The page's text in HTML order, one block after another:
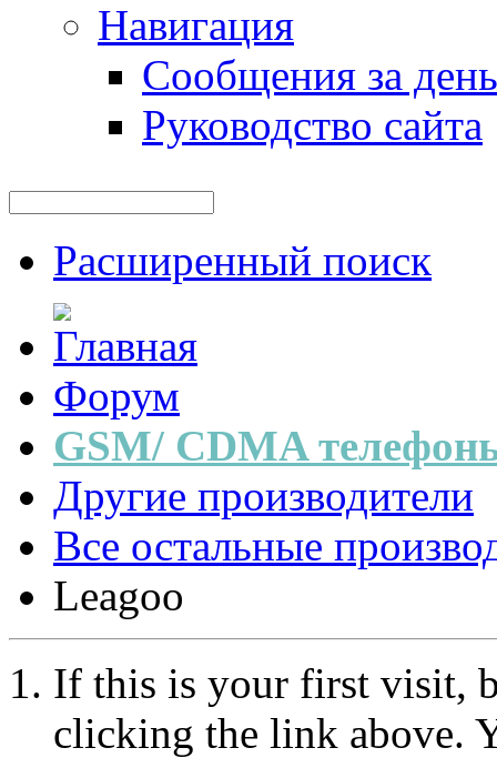
Навигация
Сообщения за день
Руководство сайта
Расширенный поиск
Форум
GSM/ CDMA
Другие производители
Все остальные
Leagoo
If this is your first visit,
clicking the link above.